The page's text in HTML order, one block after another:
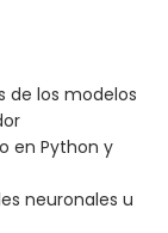
de los modelos
en Python y
neuronales u